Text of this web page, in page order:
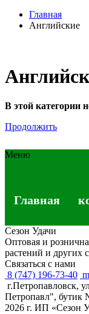
Главная
Английские
В этой категории
Продолжить
Меню
Главная
Сезон Удачи
Оптовая и
растений и других
Связаться с нами
8 (747) 196-73-40
г.Петропавловск,
Петропавл", бутик
2026 г. ИП «Сезон